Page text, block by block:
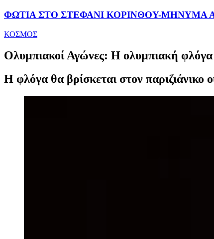
ΦΩΤΙΑ ΣΤΟ ΣΤΕΦΑΝΙ ΚΟΡΙΝΘΟΥ-ΜΗΝΥΜΑ
ΚΟΣΜΟΣ
Ολυμπιακοί Αγώνες: Η ολυμπιακή
Η φλόγα θα βρίσκεται στον παριζιάνικο